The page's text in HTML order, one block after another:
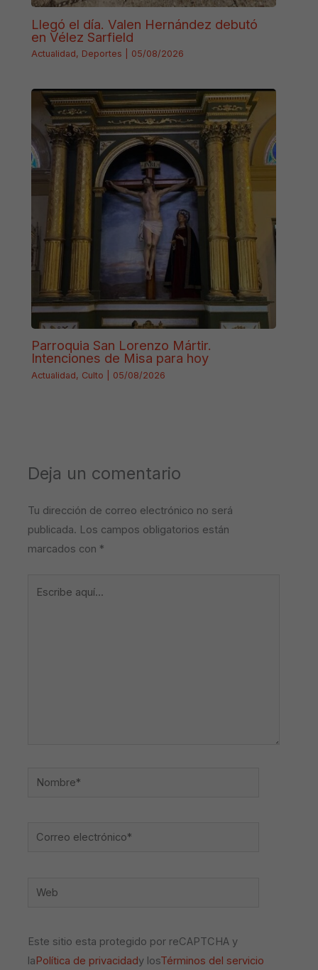
Llegó el día. Valen Hernández debutó
en Vélez Sarfield
Actualidad, Deportes 05/08/2026
Parroquia San Lorenzo Mártir.
Intenciones de Misa para hoy
Actualidad, Culto 05/08/2026
Deja un comentario
Tu dirección de correo electrónico no será
publicada. Los campos obligatorios están
marcados con *
Nombre*
Correo
Web
Este sitio esta protegido por reCAPTCHA y
laPolítica de privacidady losTérminos del servicio